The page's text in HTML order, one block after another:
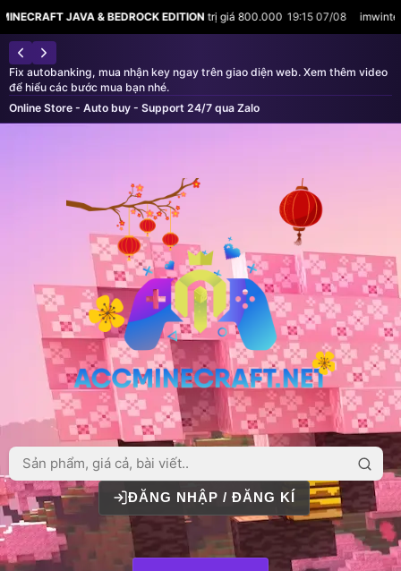
& BEDROCK EDITIONtrị giá 800.000 19:15 07/08 imwinter vừa mua
Từ 2026 shop ngừng bán acc Minecraft — vui lòng mua CD KEY và nhập
vào tài khoản Microsoft của bạn
Online Store - Auto buy - Support 24/7 qua Zalo
ĐĂNG NHẬP / ĐĂNG KÍ